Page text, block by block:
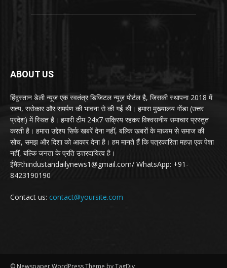
ABOUT US
हिंदुस्तान डेली न्यूज एक स्वतंत्र डिजिटल न्यूज़ पोर्टल है, जिसकी स्थापना 2018 में
सत्य, सरोकार और समर्पण की भावना से की गई थी। हमारा मुख्यालय गोंडा (उत्तर
प्रदेश) में स्थित है। हमारी टीम 24x7 सक्रिय रहकर विश्वसनीय समाचार प्रस्तुत
करती है। हमारा उद्देश्य सिर्फ खबरें देना नहीं, बल्कि खबरों के माध्यम से समाज की
सोच, समझ और दिशा को आकार देना है। हम मानते हैं कि पत्रकारिता महज़ एक पेशा
नहीं, बल्कि जनता के प्रति उत्तरदायित्व है।
ईमेल:hindustandailynews1@gmail.com/ WhatsApp: +91-
8423190190
Contact us: contact@yoursite.com